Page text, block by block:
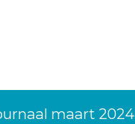
maart 2024